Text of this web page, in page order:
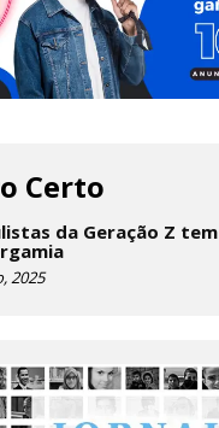
Certo
da Geração Z tem
2025